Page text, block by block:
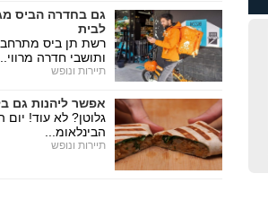
גם בחדרה הביס
לבית
רשת תן ביס
ותושבי חדרה מרווי...
תיירות ונופש
אפשר ליהנות גם
גלוטן? לא עוד! יום
הבינלאומ...
תיירות ונופש